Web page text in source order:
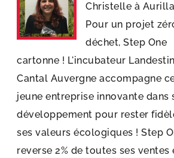
Christelle à
Pour un projet
déchet, Step One
cartonne ! L'incubateur
Cantal Auvergne accompagne
jeune entreprise innovante dans
développement pour rester
ses valeurs écologiques ! Step
reverse 2% de toutes ses ventes